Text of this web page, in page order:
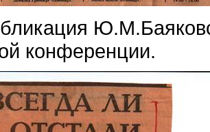
конференции.